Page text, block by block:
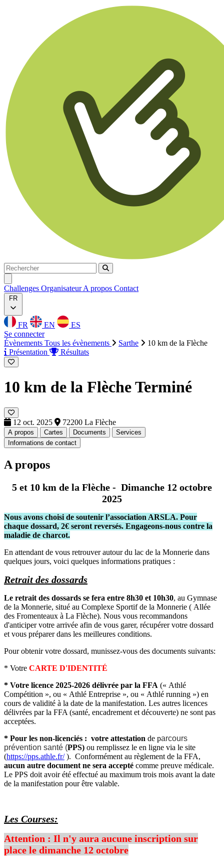
Rechercher
Rechercher
Challenges OrganisateurA propos Contact
FR
FR EN
ES
Se connecter
Évènements Tous les évènements Sarthe
10 km de la Flèche
Présentation
Résultats
10 km de la FlècheTerminé
12 oct. 2025 72200 La Flèche
A propos Cartes Documents
Services
Informations de contact
A propos
5 et 10 km de la Flèche - Dimanche 12 octobre
2025
Nous avons choisi de soutenir l’association ARSLA. Pour
chaque dossard, 2€ seront reversés. Engageons-nous contre la
maladie de charcot.
En attendant de vous retrouver autour du lac de la Monnerie dans
quelques jours, voici quelques informations pratiques :
Retrait des dossards
Le retrait des dossards se fera entre 8h30 et 10h30, au Gymnase
de la Monnerie, situé au Complexe Sportif de la Monnerie ( Allée
des Fromenteaux à La Flèche). Nous vous recommandons
d'anticiper votre arrivée afin de vous garer, récupérer votre dossard
et vous préparer dans les meilleures conditions.
Pour obtenir votre dossard, munissez-vous des documents suivants:
* Votre CARTE D'IDENTITÉ
* Votre licence 2025-2026 délivrée par la FFA (« Athlé
Compétition », ou « Athlé Entreprise », ou « Athlé running ») en
cours de validité à la date de la manifestation. Les autres licences
délivrées par la FFA (santé, encadrement et découverte) ne sont pas
acceptées.
* Pour les non-licenciés : votre attestation de parcours
prévention santé (PPS) ou remplissez le en ligne via le site
(https://pps.athle.fr/). Conformément au règlement de la FFA,
aucun autre document ne sera accepté comme preuve médicale.
Le PPS doit avoir été effectué au maximum trois mois avant la date
de la manifestation pour être valable.
Les Courses:
Attention : Il n'y aura aucune inscription sur
place le dimanche 12 octobre